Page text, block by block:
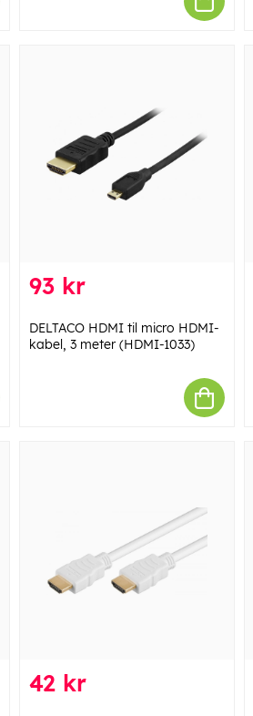
93 kr
DELTACO HDMI til micro HDMI-
kabel, 3 meter (HDMI-1033)
42 kr